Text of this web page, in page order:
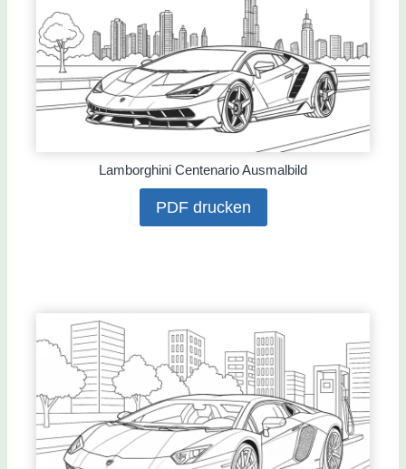
Lamborghini Centenario Ausmalbild
PDF drucken